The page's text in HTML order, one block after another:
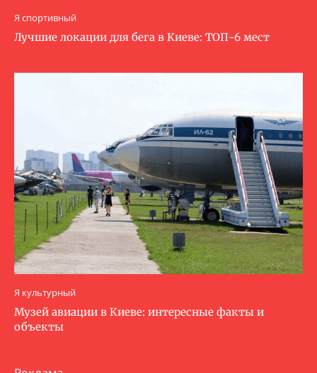
Я спортивный
Лучшие локации для бега в Киеве: ТОП-6 мест
Я культурный
Музей авиации в Киеве: интересные факты и
объекты